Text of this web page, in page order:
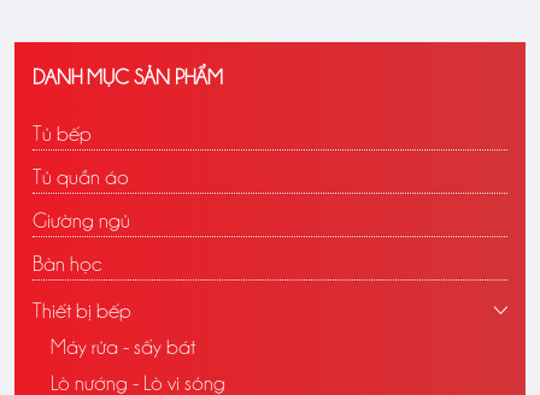
DANH MỤC SẢN PHẨM
Tủ bếp
Tủ quần áo
Giường ngủ
Bàn học
Thiết bị bếp
Máy rửa - sấy bát
Lò nướng - Lò vi sóng